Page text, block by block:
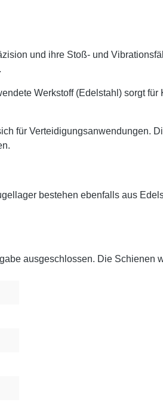
und ihre Stoß- und
Werkstoff (Edelstahl) sorgt
für Verteidigungsanwendungen.
bestehen ebenfalls aus
ausgeschlossen. Die Schienen